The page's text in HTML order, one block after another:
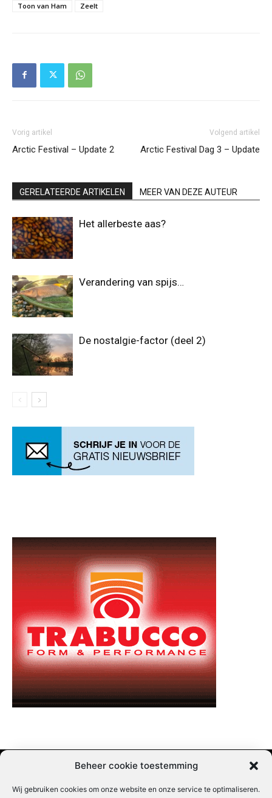
Beheer cookie toestemming
Wij gebruiken cookies om onze website en onze service te optimaliseren.
Toon van Ham
Zeelt
Vorig artikel
Arctic Festival – Update 2
Volgend artikel
Arctic Festival Dag 3 – Update
GERELATEERDE ARTIKELEN MEER VAN DEZE AUTEUR
Het allerbeste aas?
Verandering van spijs…
De nostalgie-factor (deel 2)